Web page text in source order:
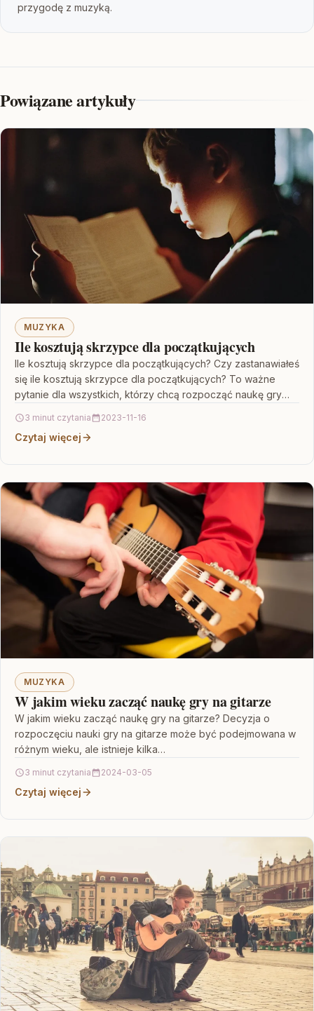
przygodę z muzyką.
Powiązane artykuły
MUZYKA
Ile kosztują skrzypce dla początkujących
Ile kosztują skrzypce dla początkujących? Czy zastanawiałeś
się ile kosztują skrzypce dla początkujących? To ważne
pytanie dla wszystkich, którzy chcą rozpocząć naukę gry
3 minut czytania 2023-11-16
Czytaj więcej
MUZYKA
W jakim wieku zacząć naukę gry na gitarze
W jakim wieku zacząć naukę gry na gitarze? Decyzja o
rozpoczęciu nauki gry na gitarze może być podejmowana w
różnym wieku, ale istnieje kilka…
3 minut czytania 2024-03-05
Czytaj więcej